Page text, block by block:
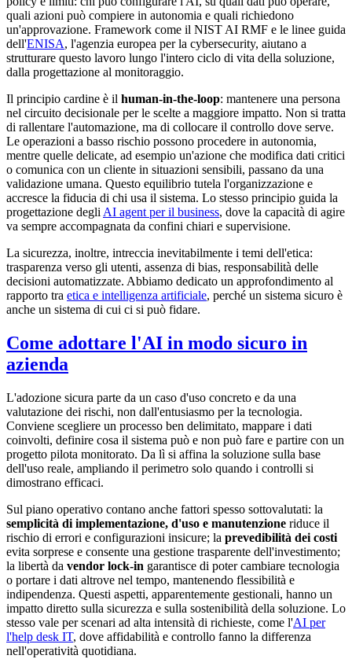
quali azioni può compiere in autonomia e quali richiedono
un'approvazione. Framework come il NIST AI RMF e le linee guida
dell'ENISA, l'agenzia europea per la cybersecurity, aiutano a
strutturare questo lavoro lungo l'intero ciclo di vita della soluzione,
dalla progettazione al monitoraggio.
Il principio cardine è il human-in-the-loop: mantenere una persona
nel circuito decisionale per le scelte a maggiore impatto. Non si tratta
di rallentare l'automazione, ma di collocare il controllo dove serve.
Le operazioni a basso rischio possono procedere in autonomia,
mentre quelle delicate, ad esempio un'azione che modifica dati critici
o comunica con un cliente in situazioni sensibili, passano da una
validazione umana. Questo equilibrio tutela l'organizzazione e
accresce la fiducia di chi usa il sistema. Lo stesso principio guida la
progettazione degli AI agent per il business, dove la capacità di agire
va sempre accompagnata da confini chiari e supervisione.
La sicurezza, inoltre, intreccia inevitabilmente i temi dell'etica:
trasparenza verso gli utenti, assenza di bias, responsabilità delle
decisioni automatizzate. Abbiamo dedicato un approfondimento al
rapporto tra etica e intelligenza artificiale, perché un sistema sicuro è
anche un sistema di cui ci si può fidare.
Come adottare l'AI in modo sicuro in
azienda
L'adozione sicura parte da un caso d'uso concreto e da una
valutazione dei rischi, non dall'entusiasmo per la tecnologia.
Conviene scegliere un processo ben delimitato, mappare i dati
coinvolti, definire cosa il sistema può e non può fare e partire con un
progetto pilota monitorato. Da lì si affina la soluzione sulla base
dell'uso reale, ampliando il perimetro solo quando i controlli si
dimostrano efficaci.
Sul piano operativo contano anche fattori spesso sottovalutati: la
semplicità di implementazione, d'uso e manutenzione riduce il
rischio di errori e configurazioni insicure; la prevedibilità dei costi
evita sorprese e consente una gestione trasparente dell'investimento;
la libertà da vendor lock-in garantisce di poter cambiare tecnologia
o portare i dati altrove nel tempo, mantenendo flessibilità e
indipendenza. Questi aspetti, apparentemente gestionali, hanno un
impatto diretto sulla sicurezza e sulla sostenibilità della soluzione. Lo
stesso vale per scenari ad alta intensità di richieste, come l'AI per
l'help desk IT, dove affidabilità e controllo fanno la differenza
nell'operatività quotidiana.